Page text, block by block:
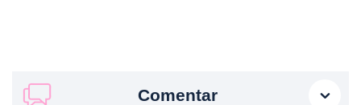
Comentar